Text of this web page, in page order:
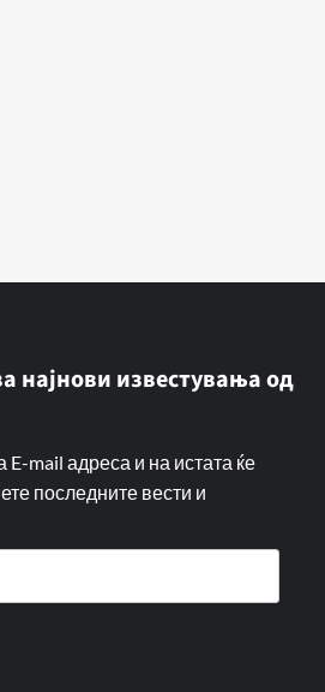
најнови известувања од
E-mail адреса и на истата ќе
последните вести и